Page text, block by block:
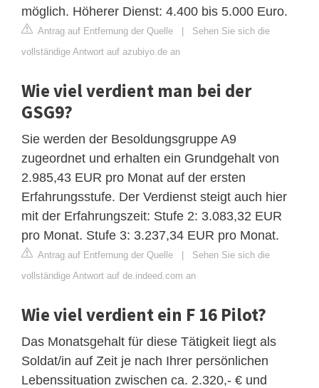
möglich. Höherer Dienst: 4.400 bis 5.000 Euro.
Antrag auf Entfernung der Quelle | Sehen Sie sich die
vollständige Antwort auf azubiyo.de an
Wie viel verdient man bei der
GSG9?
Sie werden der Besoldungsgruppe A9
zugeordnet und erhalten ein Grundgehalt von
2.985,43 EUR pro Monat auf der ersten
Erfahrungsstufe. Der Verdienst steigt auch hier
mit der Erfahrungszeit: Stufe 2: 3.083,32 EUR
pro Monat. Stufe 3: 3.237,34 EUR pro Monat.
Antrag auf Entfernung der Quelle | Sehen Sie sich die
vollständige Antwort auf de.indeed.com an
Wie viel verdient ein F 16 Pilot?
Das Monatsgehalt für diese Tätigkeit liegt als
Soldat/in auf Zeit je nach Ihrer persönlichen
Lebenssituation zwischen ca. 2.320,- € und